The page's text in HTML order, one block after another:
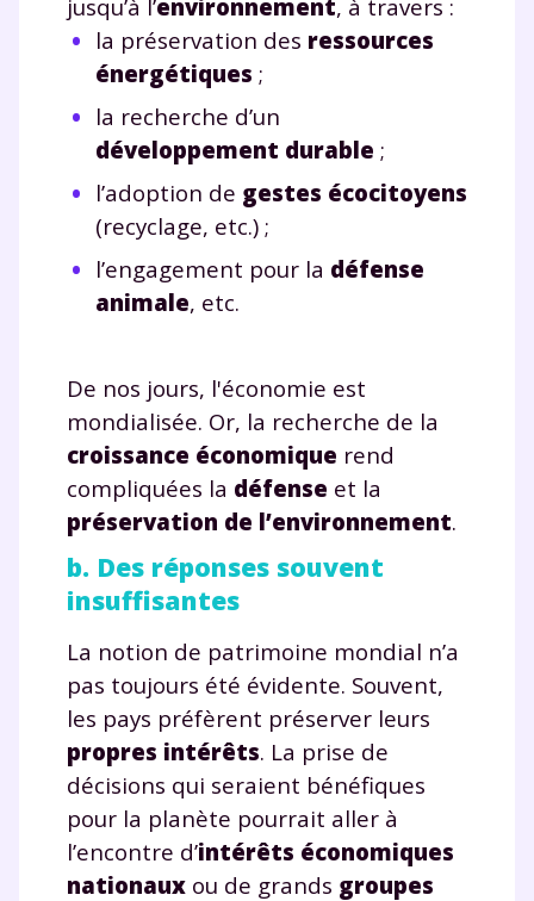
jusqu’à l’environnement, à travers :
la préservation des ressources
énergétiques ;
la recherche d’un
développement durable ;
l’adoption de gestes écocitoyens
(recyclage, etc.) ;
l’engagement pour la défense
animale, etc.
De nos jours, l'économie est
mondialisée. Or, la recherche de la
croissance économique rend
compliquées la défense et la
préservation de l’environnement.
b. Des réponses souvent
insuffisantes
La notion de patrimoine mondial n’a
pas toujours été évidente. Souvent,
les pays préfèrent préserver leurs
propres intérêts. La prise de
décisions qui seraient bénéfiques
pour la planète pourrait aller à
l’encontre d’intérêts économiques
nationaux ou de grands groupes